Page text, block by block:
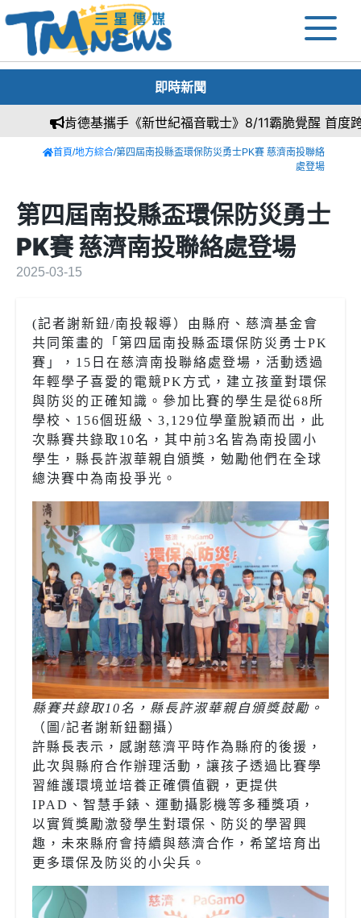
即時新聞
肯德基攜手《新世紀福音戰士》8/11霸脆覺醒 首度跨界
首頁/地方綜合/第四屆南投縣盃環保防災勇士PK賽 慈濟南投聯絡
處登場
第四屆南投縣盃環保防災勇士
PK賽 慈濟南投聯絡處登場
2025-03-15
(記者謝新鈕/南投報導）由縣府、慈濟基金會
共同策畫的「第四屆南投縣盃環保防災勇士PK
賽」， 15 日在慈濟南投聯絡處登場，活動透過
年輕學子喜愛的電競PK 方式，建立孩童對環保
與防災的正確知識。參加比賽的學生是從68所
學校、 156個班級、 3,129位學童脫穎而出，此
次縣賽共錄取 10名，其中前3名皆為南投國小
學生，縣長許淑華親自頒獎，勉勵他們在全球
總決賽中為南投爭光。
縣賽共錄取10名，縣長許淑華親自頒獎鼓勵。
（圖 /記者謝新鈕翻攝）
許縣長表示，感謝慈濟平時作為縣府的後援，
此次與縣府合作辦理活動，讓孩子透過比賽學
習維護環境並培養正確價值觀，更提供
IPAD 、智慧手錶、運動攝影機等多種獎項，
以實質獎勵激發學生對環保、防災的學習興
趣，未來縣府會持續與慈濟合作，希望培育出
更多環保及防災的小尖兵。